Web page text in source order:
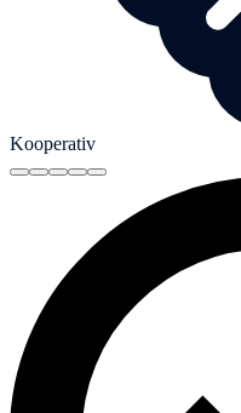
Kooperativ